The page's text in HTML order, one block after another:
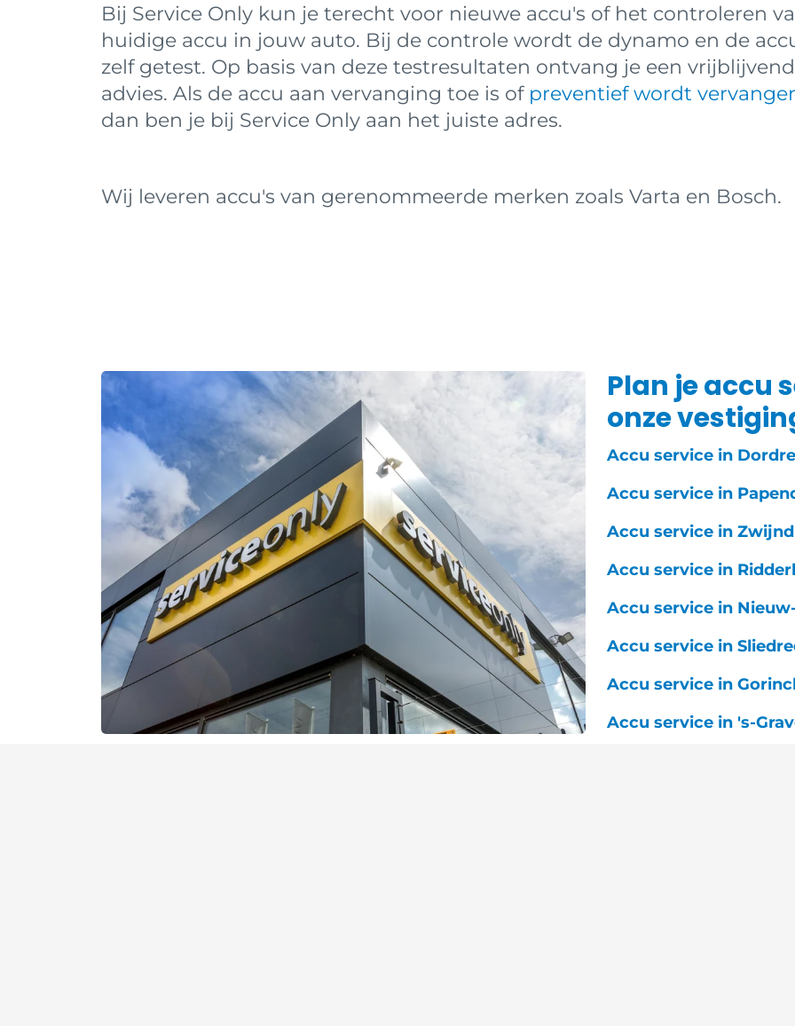
Bij Service Only kun je terecht voor nieuwe accu's of het controleren
huidige accu in jouw auto. Bij de controle wordt de dynamo en de
zelf getest. Op basis van deze testresultaten ontvang je een vrijblijvend
advies. Als de accu aan vervanging toe is of preventief wordt
dan ben je bij Service Only aan het juiste adres.
Wij leveren accu's van gerenommeerde merken zoals Varta en Bosch.
Plan je accu
onze
Accu service in
Accu service in
Accu service in
Accu service in
Accu service in
Accu service in
Accu service in
Accu service in 's-